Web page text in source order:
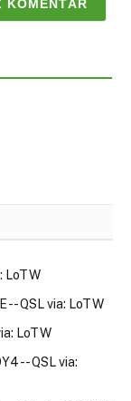
LoTW
-- QSL via: LoTW
LoTW
-- QSL via: